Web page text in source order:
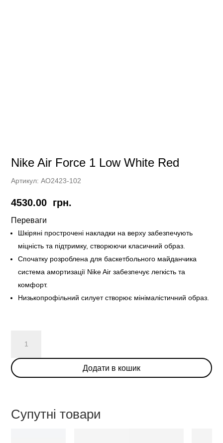
Nike Air Force 1 Low White Red
Артикул:AO2423-102
4530.00 грн.
Переваги
Шкіряні прострочені накладки на верху забезпечують
міцність та підтримку, створюючи класичний образ.
Спочатку розроблена для баскетбольного майданчика
система амортизації Nike Air забезпечує легкість та
комфорт.
Низькопрофільний силует створює мінімалістичний образ.
Force
1
кількість
Додати в кошик
Супутні товари